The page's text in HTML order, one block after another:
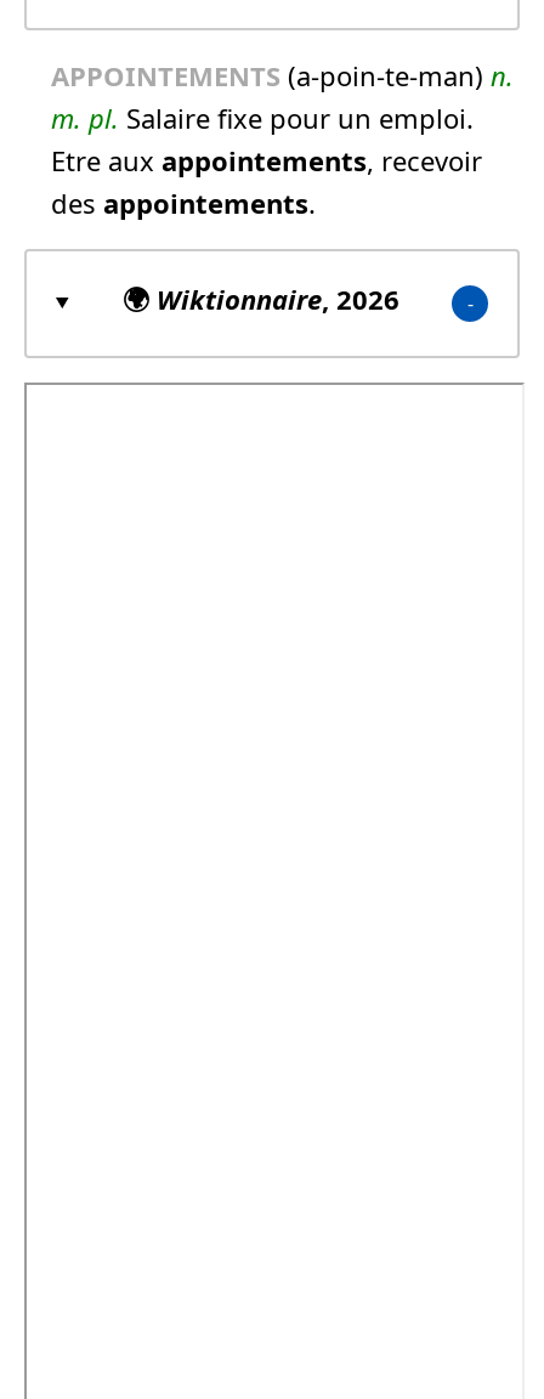
APPOINTEMENTS (a-poin-te-man) n.
m. pl. Salaire fixe pour un emploi.
Etre aux appointements, recevoir
des appointements.
🌍 Wiktionnaire, 2026